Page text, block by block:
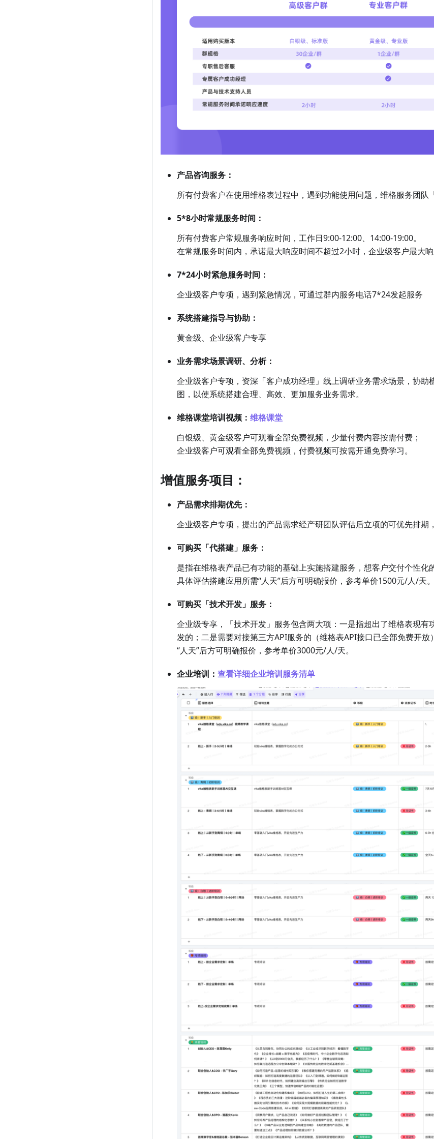
产品咨询服务：
所有付费客户在使用维格表过程中，遇到功能使用问题，维格服务团队
5*8小时常规服务时间：
所有付费客户常规服务响应时间，工作日9:00-12:00、14:00-19:00。
在常规服务时间内，承诺最大响应时间不超过2小时，企业级客户最大响
7*24小时紧急服务时间：
企业级客户专项，遇到紧急情况，可通过群内服务电话7*24发起服务
系统搭建指导与协助：
黄金级、企业级客户专享
业务需求场景调研、分析：
企业级客户专项，资深「客户成功经理」线上调研业务需求场景，协助
图，以使系统搭建合理、高效、更加服务业务需求。
维格课堂培训视频： 维格课堂
白银级、黄金级客户可观看全部免费视频，少量付费内容按需付费；
企业级客户可观看全部免费视频，付费视频可按需开通免费学习。
增值服务项目：
产品需求排期优先：
企业级客户专项，提出的产品需求经产研团队评估后立项的可优先排期
可购买「代搭建」服务：
是指在维格表产品已有功能的基础上实施搭建服务，想客户交付个性化
具体评估搭建应用所需“人天”后方可明确报价，参考单价1500元/人/天。
可购买「技术开发」服务：
企业级专享，「技术开发」服务包含两大项：一是指超出了维格表现有
发的；二是需要对接第三方API服务的（维格表API接口已全部免费开
“人天”后方可明确报价，参考单价3000元/人/天。
企业培训： 查看详细企业培训服务清单